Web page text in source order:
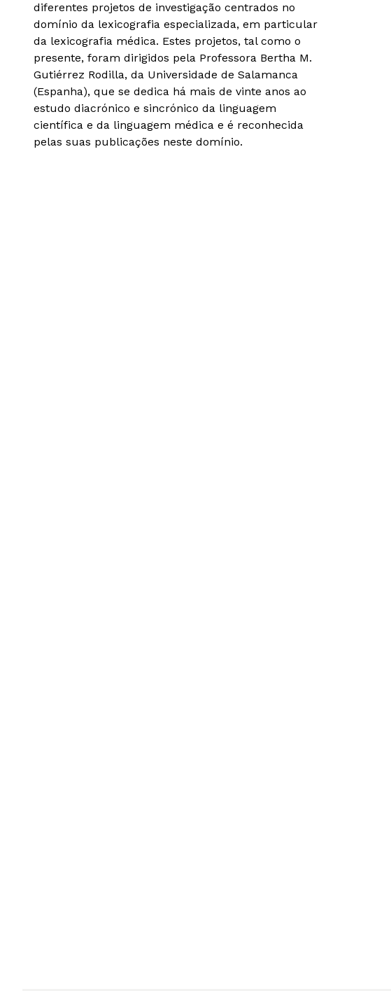
diferentes projetos de investigação centrados no
domínio da lexicografia especializada, em particular
da lexicografia médica. Estes projetos, tal como o
presente, foram dirigidos pela Professora Bertha M.
Gutiérrez Rodilla, da Universidade de Salamanca
(Espanha), que se dedica há mais de vinte anos ao
estudo diacrónico e sincrónico da linguagem
científica e da linguagem médica e é reconhecida
pelas suas publicações neste domínio.